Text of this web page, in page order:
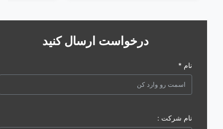
درخواست ارسال کنید
نام شرکت :